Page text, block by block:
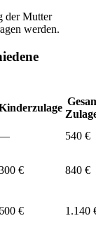
der Mutter
werden.
540 €
€ 840 €
€ 1.140